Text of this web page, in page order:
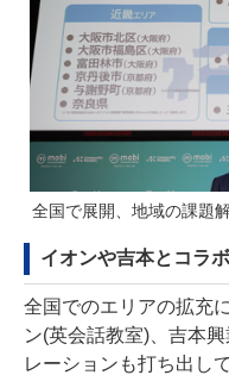
全国で展開、地域の課題
イオンや吉本とコラボ
全国でのエリアの拡充
ン(英会話教室)、吉本
レーションも打ち出し